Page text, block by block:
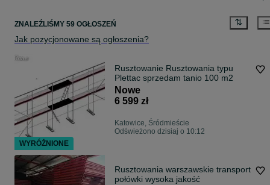
ZNALEŹLIŚMY 59 OGŁOSZEŃ
Jak pozycjonowane są ogłoszenia?
Rusztowanie Rusztowania typu
Plettac sprzedam tanio 100 m2
Nowe
6 599 zł
Katowice, Śródmieście
Odświeżono dzisiaj o 10:12
Rusztowania warszawskie transport
połówki wysoka jakość
WYRÓŻNIONE